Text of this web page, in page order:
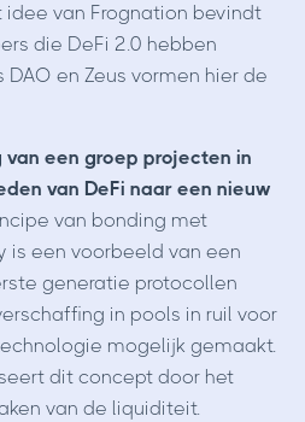
idee van Frognation bevindt
die DeFi 2.0 hebben
en Zeus vormen hier de
van een groep projecten in
van DeFi naar een nieuw
van bonding met
is een voorbeeld van een
generatie protocollen
in pools in ruil voor
mogelijk gemaakt.
dit concept door het
van de liquiditeit.